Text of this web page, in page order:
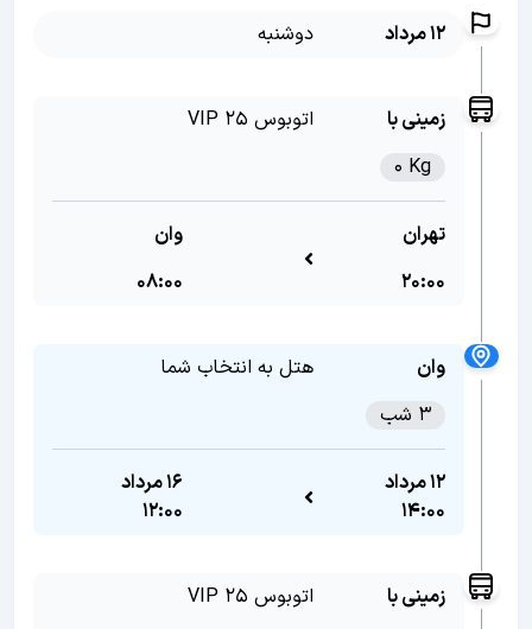
12 مرداد دوشنبه
زمینی با
اتوبوس VIP 25
0 Kg
تهران
20:00
وان
08:00
وان
هتل به انتخاب شما
3 شب
12 مرداد
14:00
16 مرداد
12:00
زمینی با
اتوبوس VIP 25